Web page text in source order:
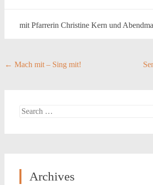
mit Pfarrerin Christine Kern und
Post
← Mach mit – Sing mit!
Search
Archives